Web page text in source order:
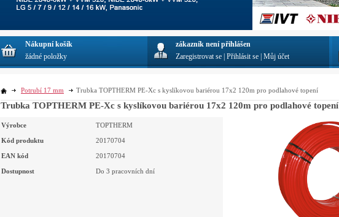
Potrubí 17 mm Trubka TOPTHERM PE-Xc s kyslíkovou bariérou 17x2 120m pro podlahové topení
Trubka TOPTHERM PE-Xc s kyslíkovou bariérou 17x2 120m pro podlahové topení
Výrobce TOPTHERM
Kód produktu 20170704
EAN kód 20170704
Dostupnost Do 3 pracovních dní
Nákupní košík
žádné položky
zákazník není přihlášen
Zaregistrovat se Přihlásit se Můj účet